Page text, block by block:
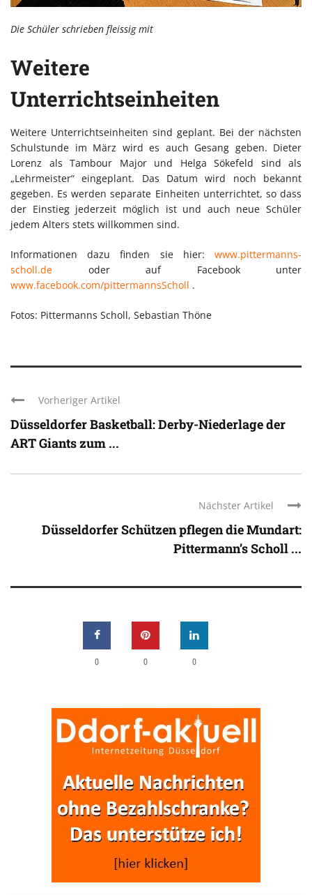
Die Schüler schrieben fleissig mit
Weitere
Unterrichtseinheiten
Weitere Unterrichtseinheiten sind geplant. Bei der nächsten
Schulstunde im März wird es auch Gesang geben. Dieter
Lorenz als Tambour Major und Helga Sökefeld sind als
„Lehrmeister“ eingeplant. Das Datum wird noch bekannt
gegeben. Es werden separate Einheiten unterrichtet, so dass
der Einstieg jederzeit möglich ist und auch neue Schüler
jedem Alters stets willkommen sind.
Informationen dazu finden sie hier: www.pittermanns-
scholl.de oder auf Facebook unter
www.facebook.com/pittermannsScholl .
Fotos: Pittermanns Scholl, Sebastian Thöne
Vorheriger Artikel
Düsseldorfer Basketball: Derby-Niederlage der
ART Giants zum ...
Nächster Artikel
Düsseldorfer Schützen pflegen die Mundart:
Pittermann’s Scholl ...
0 0 0